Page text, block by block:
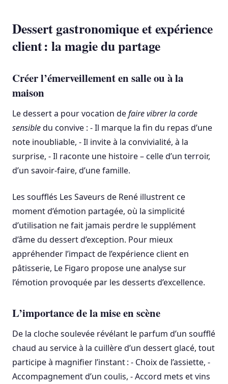
Dessert gastronomique et expérience
client : la magie du partage
Créer l’émerveillement en salle ou à la
maison
Le dessert a pour vocation defaire vibrer la corde
sensibledu convive : - Il marque la fin du repas d’une
note inoubliable, - Il invite à la convivialité, à la
surprise, - Il raconte une histoire – celle d’un terroir,
d’un savoir-faire, d’une famille.
Les soufflés Les Saveurs de René illustrent ce
moment d’émotion partagée, où la simplicité
d’utilisation ne fait jamais perdre le supplément
d’âme du dessert d’exception. Pour mieux
appréhender l’impact de l’expérience client en
pâtisserie, Le Figaro propose une analyse sur
l’émotion provoquée par les desserts d’excellence.
L’importance de la mise en scène
De la cloche soulevée révélant le parfum d’un soufflé
chaud au service à la cuillère d’un dessert glacé, tout
participe à magnifier l’instant : - Choix de l’assiette, -
Accompagnement d’un coulis, - Accord mets et vins